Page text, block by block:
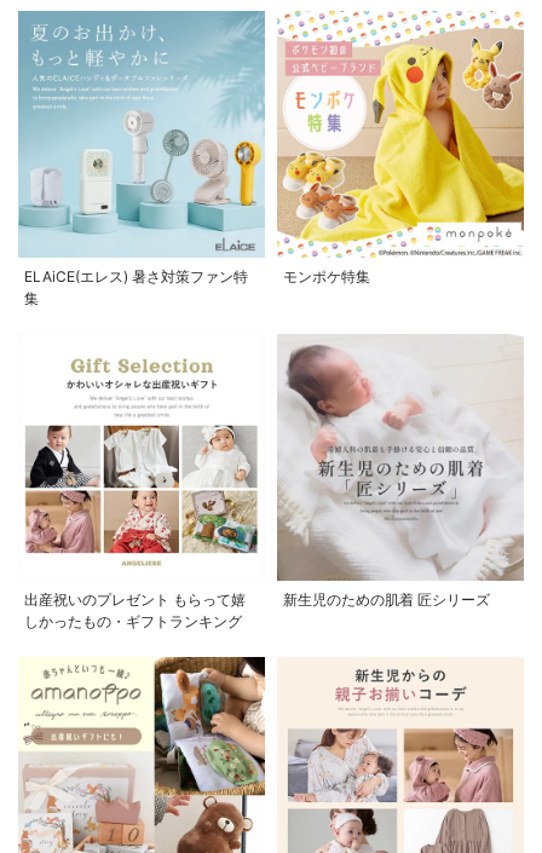
ELAiCE(エレス) 暑さ対策ファン特
集
モンポケ特集
出産祝いのプレゼント もらって嬉
しかったもの・ギフトランキング
新生児のための肌着 匠シリーズ